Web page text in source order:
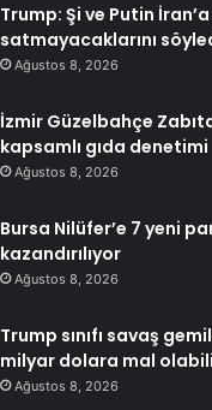
Trump: Şi ve Putin
satmayacaklarını
Ağustos 8, 2026
İzmir Güzelbahçe
kapsamlı gıda denetimi
Ağustos 8, 2026
Bursa Nilüfer’e 7 yeni
kazandırılıyor
Ağustos 8, 2026
Trump sınıfı savaş
milyar dolara mal
Ağustos 8, 2026